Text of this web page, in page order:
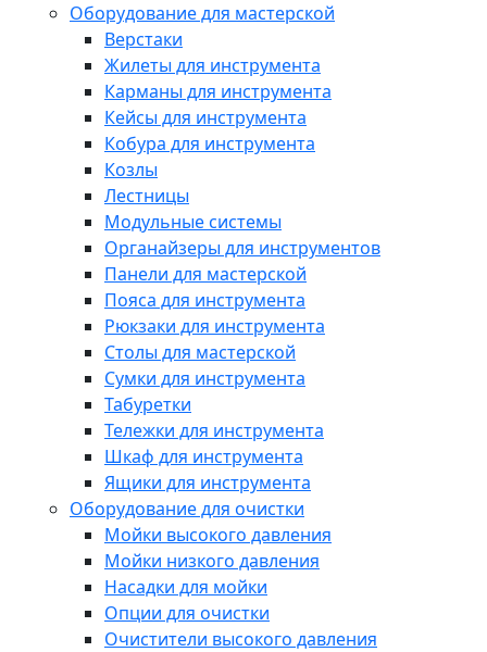
Оборудование для мастерской
Верстаки
Жилеты для инструмента
Карманы для инструмента
Кейсы для инструмента
Кобура для инструмента
Козлы
Лестницы
Модульные системы
Органайзеры для инструментов
Панели для мастерской
Пояса для инструмента
Рюкзаки для инструмента
Столы для мастерской
Сумки для инструмента
Табуретки
Тележки для инструмента
Шкаф для инструмента
Ящики для инструмента
Оборудование для очистки
Мойки высокого давления
Мойки низкого давления
Насадки для мойки
Опции для очистки
Очистители высокого давления